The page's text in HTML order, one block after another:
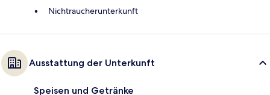
Nichtraucherunterkunft
Ausstattung der Unterkunft
Speisen und Getränke